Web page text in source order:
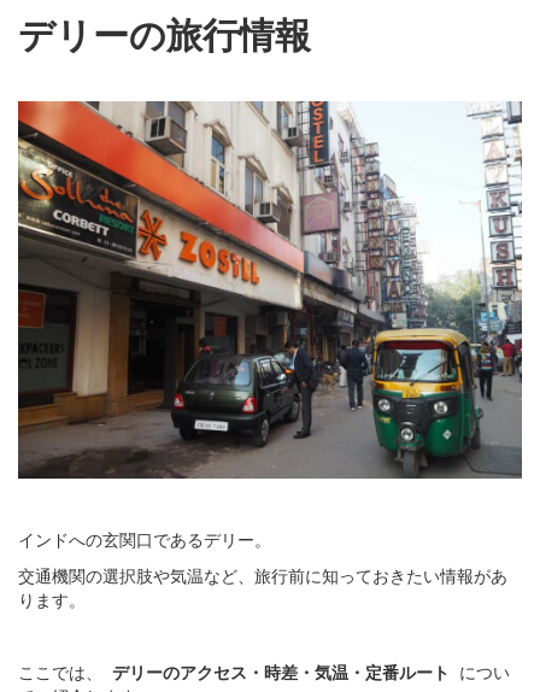
デリーの旅行情報
インドへの玄関口であるデリー。
交通機関の選択肢や気温など、旅行前に知っておきたい情報があ
ります。
ここでは、 デリーのアクセス・時差・気温・定番ルート につい